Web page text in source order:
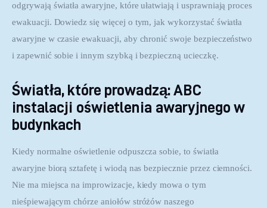
odgrywają światła awaryjne, które ułatwiają i usprawniają proces
ewakuacji. Dowiedz się więcej o tym, jak wykorzystać światła
awaryjne w czasie ewakuacji, aby chronić swoje bezpieczeństwo
i zapewnić sobie i innym szybką i bezpieczną ucieczkę.
Światła, które prowadzą: ABC
instalacji oświetlenia awaryjnego w
budynkach
Kiedy normalne oświetlenie odpuszcza sobie, to światła
awaryjne biorą sztafetę i wiodą nas bezpiecznie przez ciemności.
Nie ma miejsca na improwizacje, kiedy mowa o tym
nieśpiewającym chórze aniołów stróżów naszego